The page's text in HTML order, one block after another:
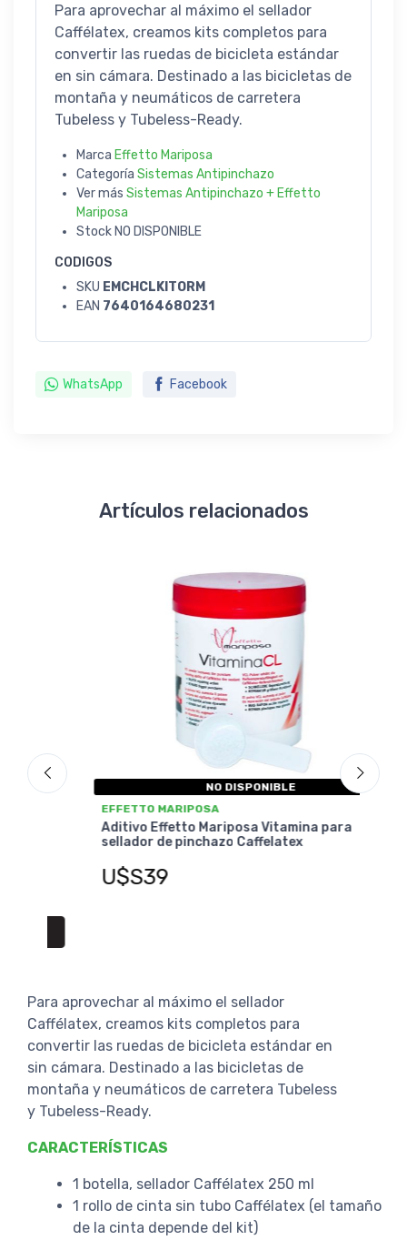
Para aprovechar al máximo el sellador
Caffélatex, creamos kits completos para
convertir las ruedas de bicicleta estándar
en sin cámara. Destinado a las bicicletas de
montaña y neumáticos de carretera
Tubeless y Tubeless-Ready.
Marca Effetto Mariposa
Categoría Sistemas Antipinchazo
Ver más Sistemas Antipinchazo + Effetto
Mariposa
Stock NO DISPONIBLE
CODIGOS
SKU EMCHCLKITORM
EAN 7640164680231
WhatsApp Facebook
Artículos relacionados
NO DISPONIBLE
EFFETTO MARIPOSA
Aditivo Effetto Mariposa Vitamina para
sellador de pinchazo Caffelatex
U$S39
Para aprovechar al máximo el sellador
Caffélatex, creamos kits completos para
convertir las ruedas de bicicleta estándar en
sin cámara. Destinado a las bicicletas de
montaña y neumáticos de carretera Tubeless
y Tubeless-Ready.
CARACTERÍSTICAS
1 botella, sellador Caffélatex 250 ml
1 rollo de cinta sin tubo Caffélatex (el tamaño
de la cinta depende del kit)